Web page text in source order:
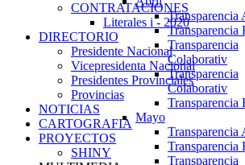
Transparencia
Transparencia
Transparencia
Colaborativ
Transparencia
Colaborativ
Transparencia
Mayo
Transparencia
Transparencia
Transparencia
CONTRATACIONES
Literales i - 2020
DIRECTORIO
Presidente Nacional
Vicepresidenta Nacional
Presidentes Provinciales
Provincias
NOTICIAS
CARTOGRAFIA
PROYECTOS
SHINY